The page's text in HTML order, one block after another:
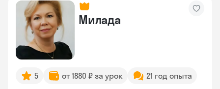
Милада
5 от 1880 ₽ за урок 21 год опыта